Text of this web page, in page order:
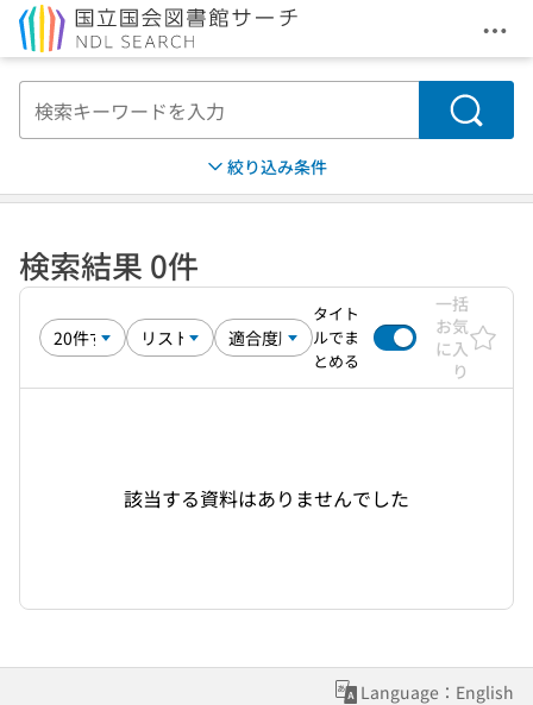
メ
検索
絞り込み条件
検索結果 0件
タイト
ルでま
とめる
一括
お気
に入
り
該当する資料はありませんでした
Language：English